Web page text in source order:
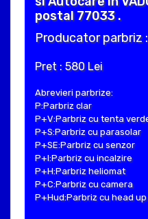
postal 77033 .
Producator parbriz
Pret : 580 Lei
Abrevieri parbrize:
P:Parbriz clar
P+V:Parbriz cu tenta
P+S:Parbriz cu parasolar
P+SE:Parbriz cu senzor
P+I:Parbriz cu incalzire
P+H:Parbriz heliomat
P+C:Parbriz cu camera
P+Hud:Parbriz cu head